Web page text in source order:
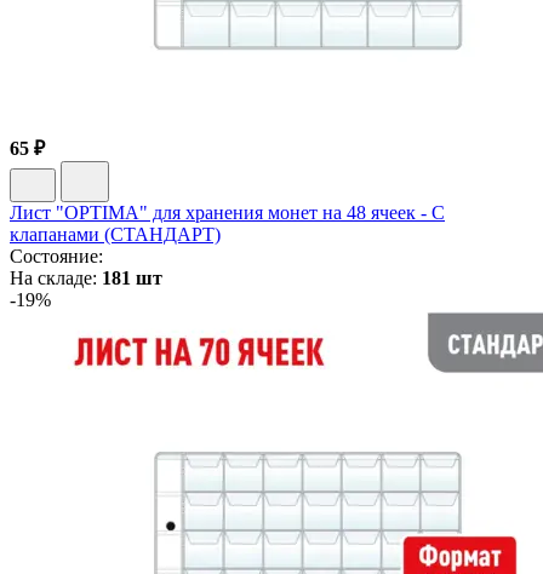
65 ₽
Лист "OPTIMA" для хранения монет на 48 ячеек - С
клапанами (СТАНДАРТ)
Состояние:
На складе: 181 шт
-19%